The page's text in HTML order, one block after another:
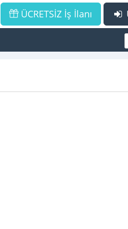
ÜCRETSİZ İş İlanı